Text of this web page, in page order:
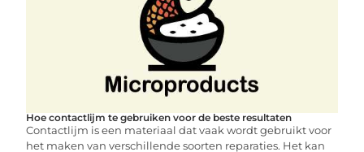
Hoe contactlijm te gebruiken voor de beste resultaten
Contactlijm is een materiaal dat vaak wordt gebruikt voor
het maken van verschillende soorten reparaties. Het kan